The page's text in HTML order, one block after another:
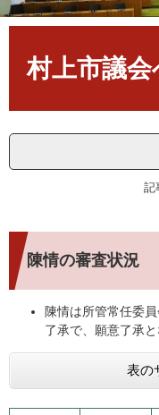
文
へ
村上市議
記
陳情の審査状況
陳情は所管常任委
了承で、願意了承と
表の